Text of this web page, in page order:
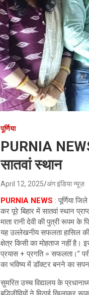
पूर्णिया
PURNIA NEWS
सातवां स्थान
April 12, 2025 अंग इंडिया न्यूज़
PURNIA NEWS : पूर्णिया
कर पूरे बिहार में सातवां स्थान
माता रानी देवी की पुत्री रूपम
यह उल्लेखनीय सफलता हासिल
क्षेत्र किसी का मोहताज नहीं
प्रयास + प्रगति = सफलता।”
का भविष्य में डॉक्टर बनने का
सुमरित उच्च विद्यालय के